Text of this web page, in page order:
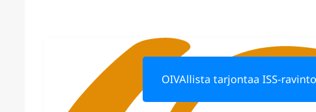
OIVAllista tarjontaa ISS-